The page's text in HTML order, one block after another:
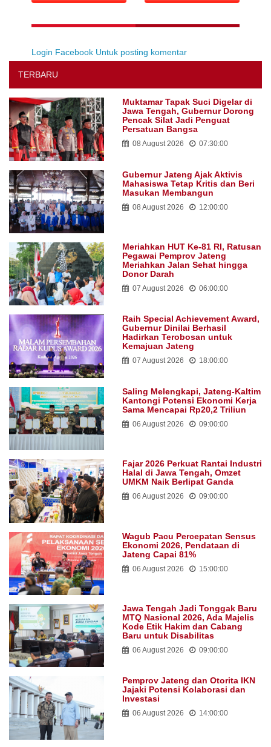
Login Facebook Untuk posting komentar
TERBARU
Muktamar Tapak Suci Digelar di
Jawa Tengah, Gubernur Dorong
Pencak Silat Jadi Penguat
Persatuan Bangsa
08 August 2026 07:30:00
Gubernur Jateng Ajak Aktivis
Mahasiswa Tetap Kritis dan Beri
Masukan Membangun
08 August 2026 12:00:00
Meriahkan HUT Ke-81 RI, Ratusan
Pegawai Pemprov Jateng
Meriahkan Jalan Sehat hingga
Donor Darah
07 August 2026 06:00:00
Raih Special Achievement Award,
Gubernur Dinilai Berhasil
Hadirkan Terobosan untuk
Kemajuan Jateng
07 August 2026 18:00:00
Saling Melengkapi, Jateng-Kaltim
Kantongi Potensi Ekonomi Kerja
Sama Mencapai Rp20,2 Triliun
06 August 2026 09:00:00
Fajar 2026 Perkuat Rantai Industri
Halal di Jawa Tengah, Omzet
UMKM Naik Berlipat Ganda
06 August 2026 09:00:00
Wagub Pacu Percepatan Sensus
Ekonomi 2026, Pendataan di
Jateng Capai 81%
06 August 2026 15:00:00
Jawa Tengah Jadi Tonggak Baru
MTQ Nasional 2026, Ada Majelis
Kode Etik Hakim dan Cabang
Baru untuk Disabilitas
06 August 2026 09:00:00
Pemprov Jateng dan Otorita IKN
Jajaki Potensi Kolaborasi dan
Investasi
06 August 2026 14:00:00